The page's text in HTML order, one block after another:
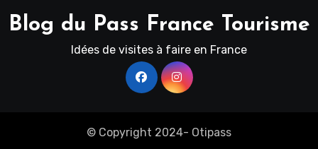
Blog du Pass France Tourisme
Idées de visites à faire en France
© Copyright 2024- Otipass